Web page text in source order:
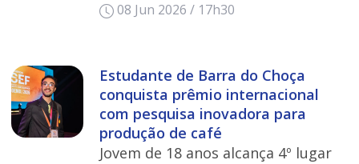
08 Jun 2026 / 17h30
Estudante de Barra do Choça
conquista prêmio internacional
com pesquisa inovadora para
produção de café
Jovem de 18 anos alcança 4º lugar